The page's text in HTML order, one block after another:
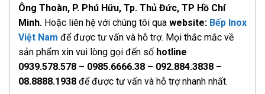
Ông Thoàn, P. Phú Hữu, Tp. Thủ Đức, TP Hồ Chí
Minh. Hoặc liên hệ với chúng tôi qua website: Bếp Inox
Việt Nam để được tư vấn và hỗ trợ. Mọi thắc mắc về
sản phẩm xin vui lòng gọi đến số hotline
0939.578.578 – 0985.6666.38 – 092.884.3838 –
08.8888.1938 để được tư vấn và hỗ trợ nhanh nhất.